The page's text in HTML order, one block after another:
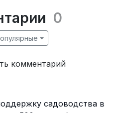
0
комментарий
садоводства в